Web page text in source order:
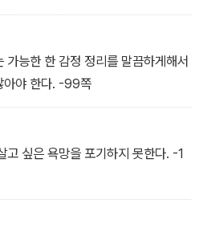
가능한 한 감정 정리를 말끔하게해서
아야 한다. -99쪽
고 싶은 욕망을 포기하지 못한다. -1